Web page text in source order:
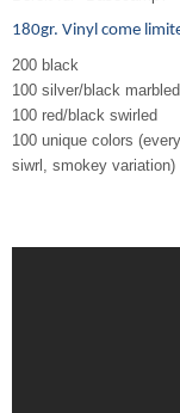
180gr. Vinyl come
200 black
100 silver/black marbled
100 red/black swirled
100 unique colors
siwrl, smokey variation)